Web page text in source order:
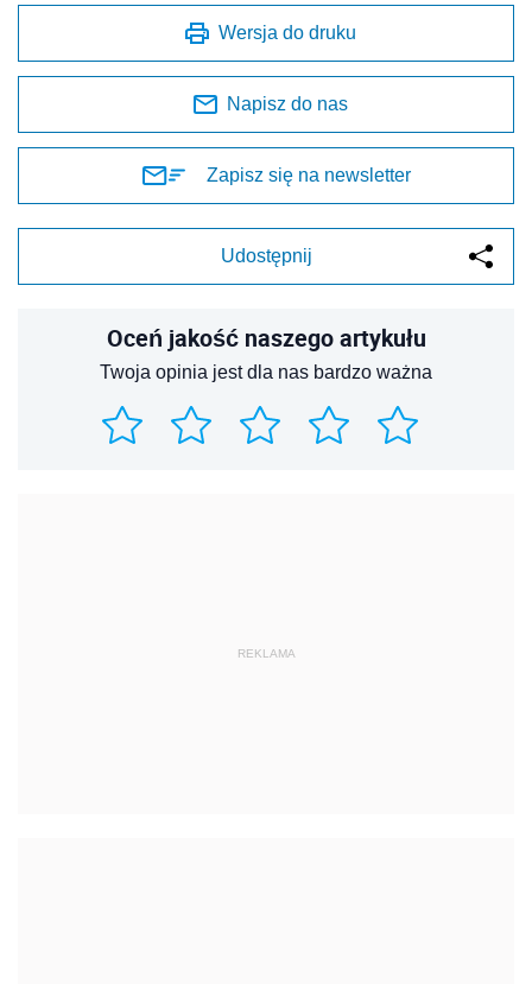
Wersja do druku
Napisz do nas
Zapisz się na newsletter
Udostępnij
Oceń jakość naszego artykułu
Twoja opinia jest dla nas bardzo ważna
REKLAMA